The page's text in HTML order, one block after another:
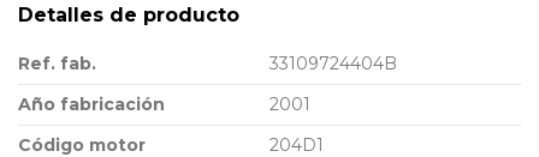
Detalles de producto
Ref. fab.
33109724404B
Año fabricación
2001
Código motor
204D1